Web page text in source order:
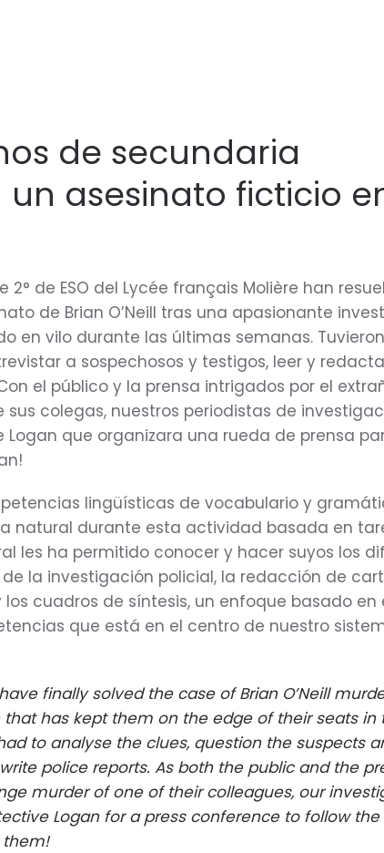
de secundaria
un asesinato ficticio
2° de ESO del Lycée français Molière han
de Brian O’Neill tras una apasionante
en vilo durante las últimas semanas.
a sospechosos y testigos, leer y
el público y la prensa intrigados por el
sus colegas, nuestros periodistas de
que organizara una rueda de prensa
lingüísticas de vocabulario y
natural durante esta actividad basada en
les ha permitido conocer y hacer suyos los
la investigación policial, la redacción de
cuadros de síntesis, un enfoque basado en
que está en el centro de nuestro
finally solved the case of Brian O’Neill
has kept them on the edge of their seats in
to analyse the clues, question the suspects
police reports. As both the public and the
murder of one of their colleagues, our
Logan for a press conference to follow the
them!